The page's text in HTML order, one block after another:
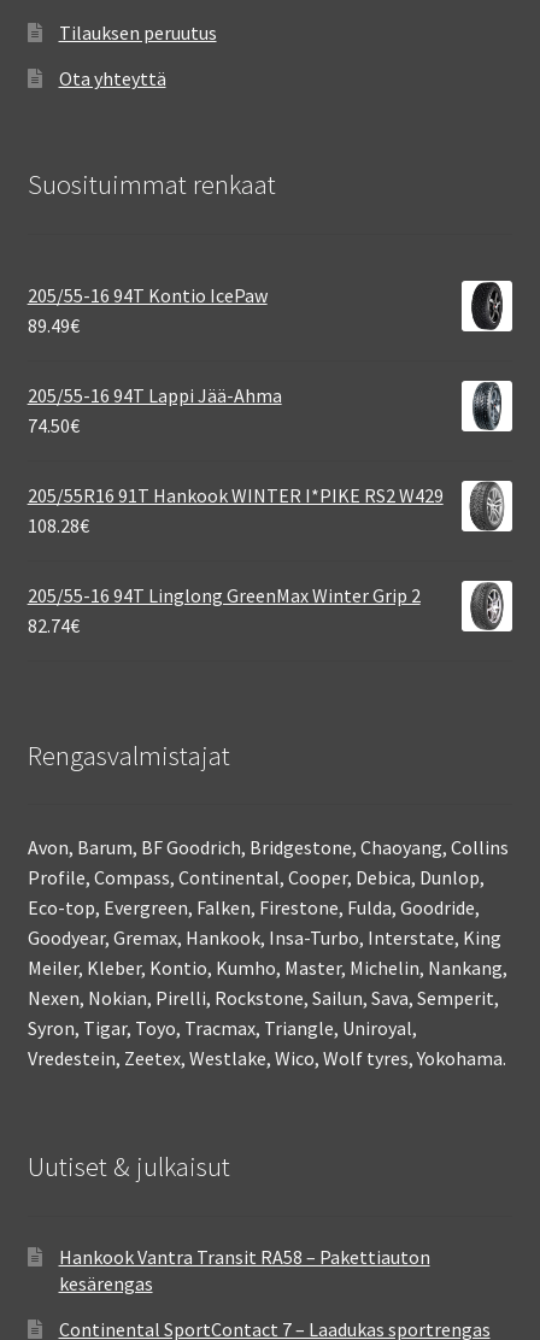
Tilauksen peruutus
Ota yhteyttä
Suosituimmat renkaat
205/55-16 94T Kontio IcePaw
89.49€
205/55-16 94T Lappi Jää-Ahma
74.50€
205/55R16 91T Hankook WINTER I*PIKE RS2 W429
108.28€
205/55-16 94T Linglong GreenMax Winter Grip 2
82.74€
Rengasvalmistajat
Avon, Barum, BF Goodrich, Bridgestone, Chaoyang, Collins
Profile, Compass, Continental, Cooper, Debica, Dunlop,
Eco-top, Evergreen, Falken, Firestone, Fulda, Goodride,
Goodyear, Gremax, Hankook, Insa-Turbo, Interstate, King
Meiler, Kleber, Kontio, Kumho, Master, Michelin, Nankang,
Nexen, Nokian, Pirelli, Rockstone, Sailun, Sava, Semperit,
Syron, Tigar, Toyo, Tracmax, Triangle, Uniroyal,
Vredestein, Zeetex, Westlake, Wico, Wolf tyres, Yokohama.
Uutiset & julkaisut
Hankook Vantra Transit RA58 – Pakettiauton
kesärengas
Continental SportContact 7 – Laadukas sportrengas